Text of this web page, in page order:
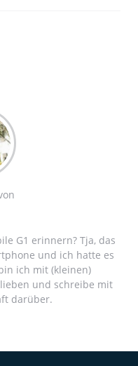
G1 erinnern? Tja, das
und ich hatte es
ich mit (kleinen)
und schreibe mit
darüber.